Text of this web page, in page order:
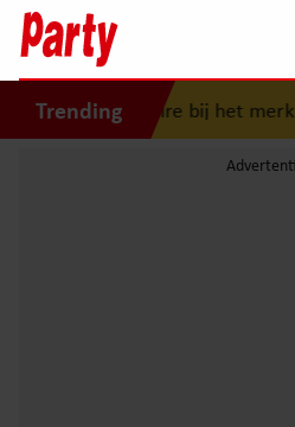
Trending
bij het merk van Jade Anna